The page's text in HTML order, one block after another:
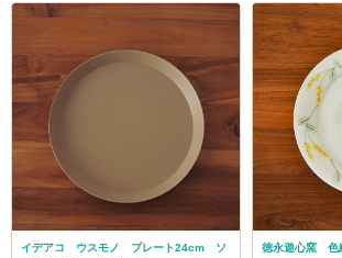
イデアコ ウスモノ プレート24cm ソ
徳永遊心窯 色